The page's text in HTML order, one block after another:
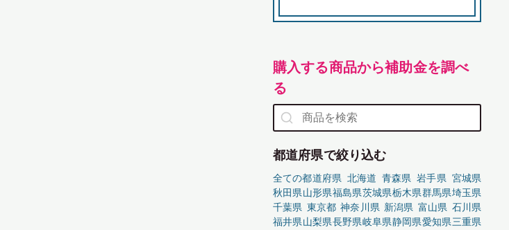
購入する商品から補助金を調べ
る
都道府県で絞り込む
全ての都道府県 北海道 青森県 岩手県 宮城県
秋田県山形県福島県茨城県栃木県群馬県埼玉県
千葉県 東京都 神奈川県 新潟県 富山県 石川県
福井県山梨県長野県岐阜県静岡県愛知県三重県